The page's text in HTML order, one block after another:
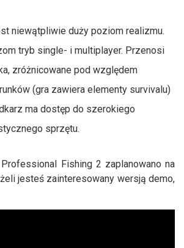
niewątpliwie duży poziom realizmu.
tryb single- i multiplayer. Przenosi
zróżnicowane pod względem
(gra zawiera elementy survivalu)
ma dostęp do szerokiego
sprzętu.
Fishing 2 zaplanowano na
jesteś zainteresowany wersją demo,